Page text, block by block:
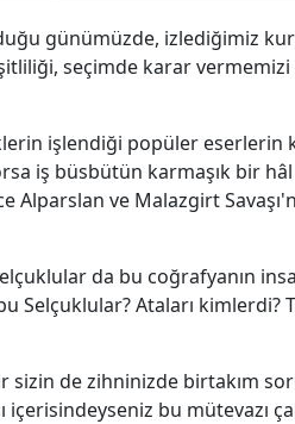
günümüzde, izlediğimiz
seçimde karar vermemizi
işlendiği popüler
iş büsbütün karmaşık bir hâl
ve Malazgirt
da bu coğrafyanın
Selçuklular? Ataları kimlerdi?
de zihninizde birtakım
bu mütevazı